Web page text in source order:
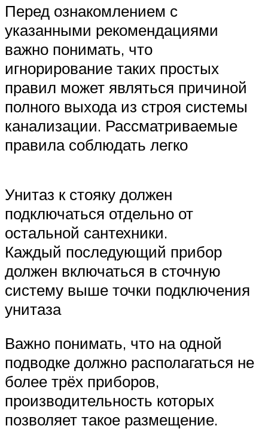
Перед ознакомлением с
указанными рекомендациями
важно понимать, что
игнорирование таких простых
правил может являться причиной
полного выхода из строя системы
канализации. Рассматриваемые
правила соблюдать легко
Унитаз к стояку должен
подключаться отдельно от
остальной сантехники.
Каждый последующий прибор
должен включаться в сточную
систему выше точки подключения
унитаза
Важно понимать, что на одной
подводке должно располагаться не
более трёх приборов,
производительность которых
позволяет такое размещение.